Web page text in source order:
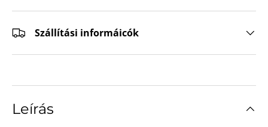
Szállítási informáicók
Leírás